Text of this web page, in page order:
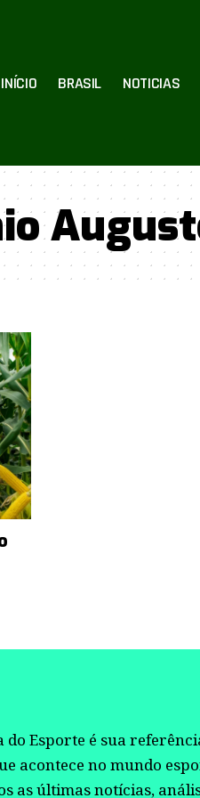
INÍCIO BRASIL NOTICIAS
do Esporte é sua
acontece no mundo
as últimas notícias,